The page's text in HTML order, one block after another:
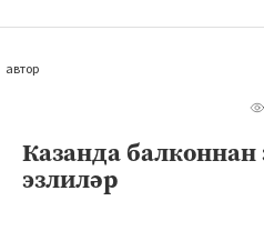
автор
Казанда
эзлиләр